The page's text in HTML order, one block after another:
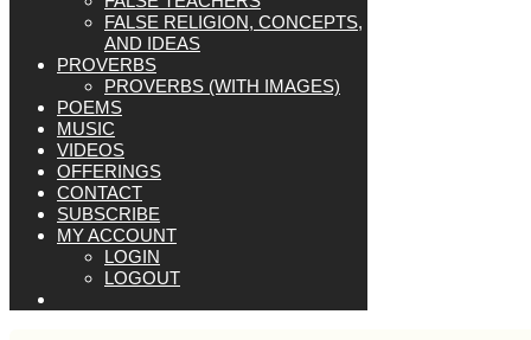
FALSE RELIGION, CONCEPTS,
AND IDEAS
PROVERBS
PROVERBS (WITH IMAGES)
POEMS
MUSIC
VIDEOS
OFFERINGS
CONTACT
SUBSCRIBE
MY ACCOUNT
LOGIN
LOGOUT